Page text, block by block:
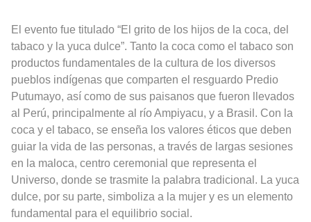
El evento fue titulado “El grito de los hijos de la coca, del
tabaco y la yuca dulce”. Tanto la coca como el tabaco son
productos fundamentales de la cultura de los diversos
pueblos indígenas que comparten el resguardo Predio
Putumayo, así como de sus paisanos que fueron llevados
al Perú, principalmente al río Ampiyacu, y a Brasil. Con la
coca y el tabaco, se enseña los valores éticos que deben
guiar la vida de las personas, a través de largas sesiones
en la maloca, centro ceremonial que representa el
Universo, donde se trasmite la palabra tradicional. La yuca
dulce, por su parte, simboliza a la mujer y es un elemento
fundamental para el equilibrio social.